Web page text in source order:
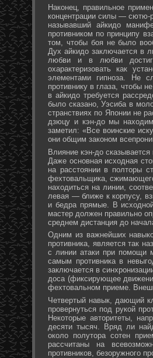
Наконец, правильное
концентрации силы — сютю-
называвший айкидо
противником по принципу
том, чтобы боя не было
Дух айкидо заключается в
любви и в любви
охарактеризовать как
элементами гипноза. Не
противнику в глаза, чтобы
в айкидо требуется
было сказано, Уэсиба в
странствиях по Японии не
дзюцу и кэн-до мы
заметил: «Все воинские
они общим законом
Влияние кэн-до сказывается
Даже основная исходная
на расстоянии в полторы
фехтовальщика,
находиться на линии,
левая — ближе к корпусу,
и бедра прямые. В
мастер должен правильно
среднем дистанция до
Одним из важнейших
противника, является так
с линии атаки при помощи
самым противника в
заключается в
доса (фиксирующее
фехтовальном приеме.
Четвертый навык, дающий
провернуться под рукой
Некоторые авторитеты,
десяти тысяч. Вряд ли
около полутора сотен
рассчитаны на
противников, безоружного